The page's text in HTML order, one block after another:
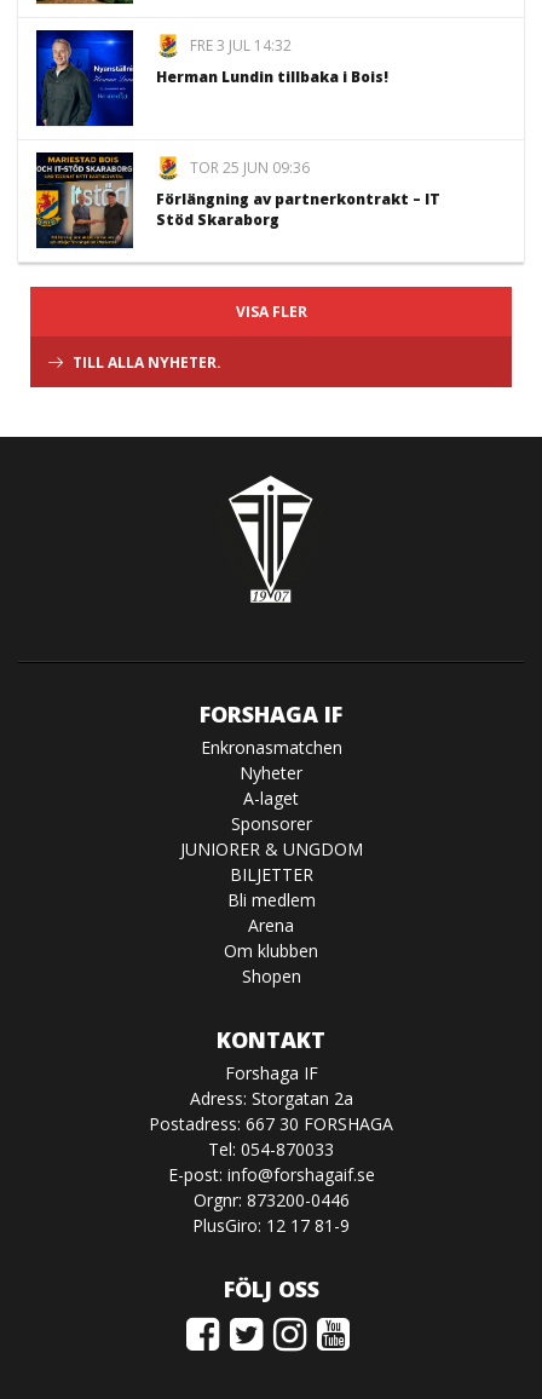
FRE 3 JUL 14:32
Herman Lundin tillbaka i Bois!
TOR 25 JUN 09:36
Förlängning av partnerkontrakt – IT
Stöd Skaraborg
VISA FLER
TILL ALLA NYHETER.
FORSHAGA IF
Enkronasmatchen
Nyheter
A-laget
Sponsorer
JUNIORER & UNGDOM
BILJETTER
Bli medlem
Arena
Om klubben
Shopen
KONTAKT
Forshaga IF
Adress: Storgatan 2a
Postadress: 667 30 FORSHAGA
Tel: 054-870033
E-post: info@forshagaif.se
Orgnr: 873200-0446
PlusGiro: 12 17 81-9
FÖLJ OSS